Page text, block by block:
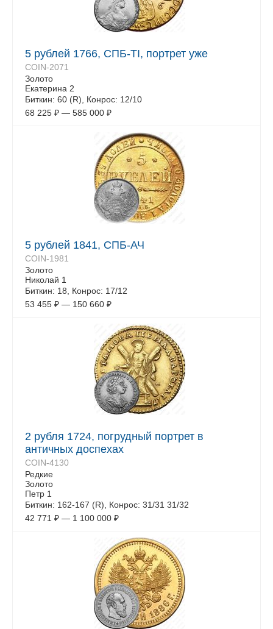
5 рублей 1766, СПБ-TI, портрет уже
COIN-2071
Золото
Екатерина 2
Биткин: 60 (R), Конрос: 12/10
68 225 ₽ — 585 000 ₽
5 рублей 1841, СПБ-АЧ
COIN-1981
Золото
Николай 1
Биткин: 18, Конрос: 17/12
53 455 ₽ — 150 660 ₽
2 рубля 1724, погрудный портрет в
античных доспехах
COIN-4130
Редкие
Золото
Петр 1
Биткин: 162-167 (R), Конрос: 31/31 31/32
42 771 ₽ — 1 100 000 ₽